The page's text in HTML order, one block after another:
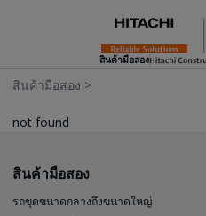
สินค้ามือสอง
สินค้ามือสอง >
not found
สินค้ามือสอง
รถขุดขนาดกลางถึงขนาดใหญ่